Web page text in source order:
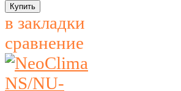
в закладки
сравнение